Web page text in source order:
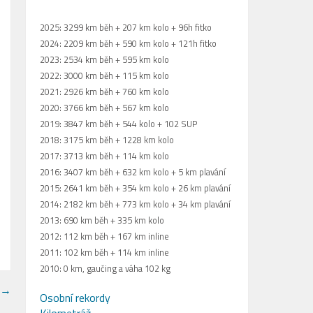
→
2025: 3299 km běh + 207 km kolo + 96h fitko
2024: 2209 km běh + 590 km kolo + 121h fitko
2023: 2534 km běh + 595 km kolo
2022: 3000 km běh + 115 km kolo
2021: 2926 km běh + 760 km kolo
2020: 3766 km běh + 567 km kolo
2019: 3847 km běh + 544 kolo + 102 SUP
2018: 3175 km běh + 1228 km kolo
2017: 3713 km běh + 114 km kolo
2016: 3407 km běh + 632 km kolo + 5 km plavání
2015: 2641 km běh + 354 km kolo + 26 km plavání
2014: 2182 km běh + 773 km kolo + 34 km plavání
2013: 690 km běh + 335 km kolo
2012: 112 km běh + 167 km inline
2011: 102 km běh + 114 km inline
2010: 0 km, gaučing a váha 102 kg
Osobní rekordy